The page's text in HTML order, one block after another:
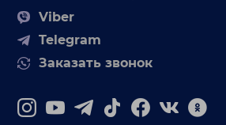
Viber
Telegram
Заказать звонок